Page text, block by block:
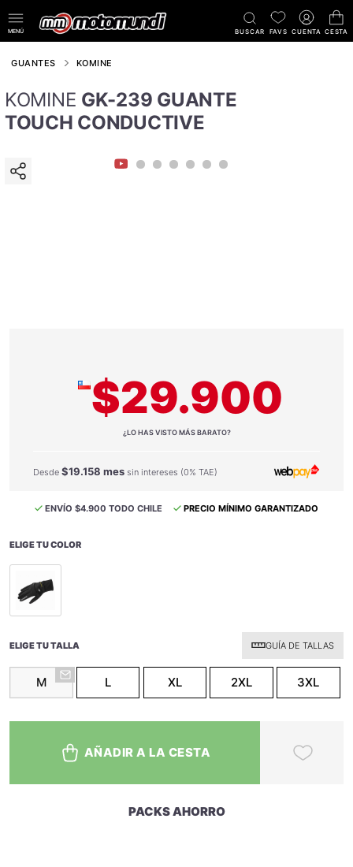
MENÚ BUSCAR FAVS CUENTA CESTA
GUANTES KOMINE
KOMINE GK-239 GUANTE
TOUCH CONDUCTIVE
$29.900
¿LO HAS VISTO MÁS BARATO?
Desde $19.158 mes sin intereses (0% TAE)
ENVÍO $4.900 TODO CHILE PRECIO MÍNIMO GARANTIZADO
ELIGE TU COLOR
ELIGE TU TALLA GUÍA DE TALLAS
M L XL 2XL 3XL
AÑADIR A LA CESTA
PACKS AHORRO